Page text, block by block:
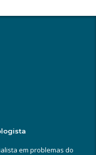
em problemas do